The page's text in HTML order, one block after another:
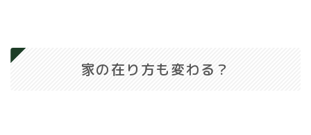
家の在り方も変わる？